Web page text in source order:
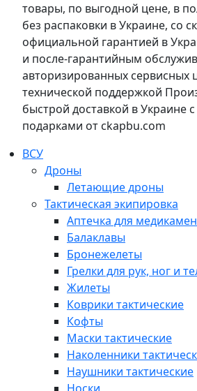
товары, по выгодной цене, в
без распаковки в Украине, со
официальной гарантией в
и после-гарантийным
авторизированных сервисных
технической поддержкой
быстрой доставкой в Украине
подарками от ckapbu.com
ВСУ
Дроны
Летающие дроны
Тактическая экипировка
Аптечка для
Балаклавы
Бронежелеты
Грелки для рук, ног и
Жилеты
Коврики тактические
Кофты
Маски тактические
Наколенники
Наушники тактические